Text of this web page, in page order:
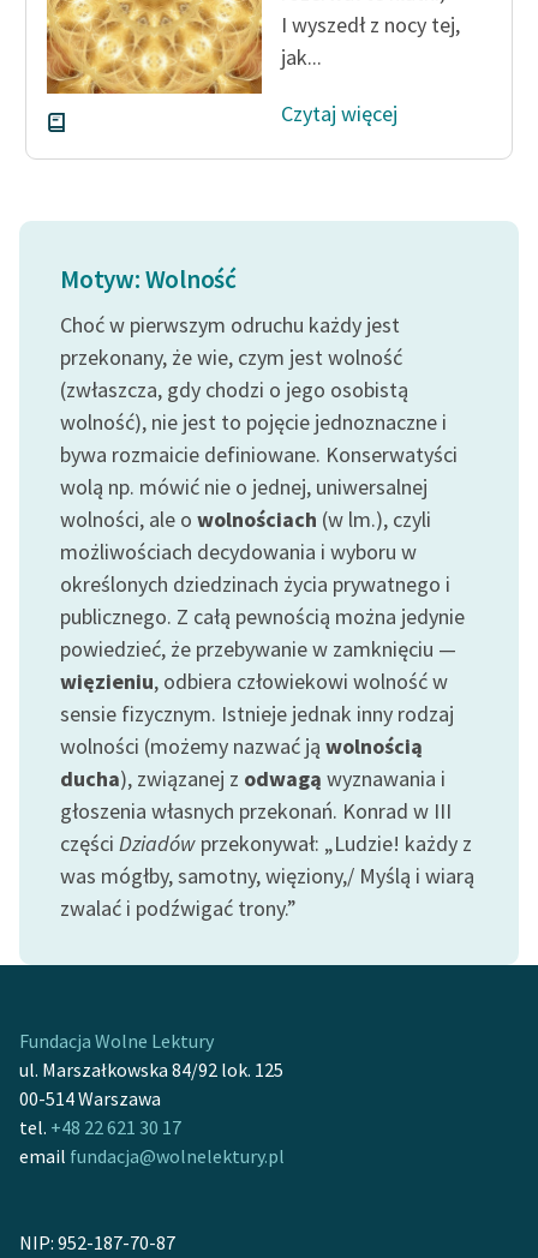
niepełnosprawnościami
Feministyczne inspiracje.
Popularyzacja
skandynawskiej literatury
feministycznej
twórców przechodzących
lektur szkolnych oraz
Starego Testamentu
Odkurzamy bohaterów
Szkoła Poezji Wolnych
Lektur
O nas
Kontakt
O projekcie
Zespół
Zasady wykorzystania
Wolnych Lektur
Logotypy
Materiały promocyjne
Dane fundacji i
sprawozdania finansowe
Regulamin darowizn
Informacja o treściach
Deklaracja dostępności
I wyszedł z nocy tej,
jak...
Czytaj więcej
Motyw: Wolność
Choć w pierwszym odruchu każdy jest
przekonany, że wie, czym jest wolność
(zwłaszcza, gdy chodzi o jego osobistą
wolność), nie jest to pojęcie jednoznaczne i
bywa rozmaicie definiowane. Konserwatyści
wolą np. mówić nie o jednej, uniwersalnej
wolności, ale o wolnościach (w lm.), czyli
możliwościach decydowania i wyboru w
określonych dziedzinach życia prywatnego i
publicznego. Z całą pewnością można jedynie
powiedzieć, że przebywanie w zamknięciu —
więzieniu, odbiera człowiekowi wolność w
sensie fizycznym. Istnieje jednak inny rodzaj
wolności (możemy nazwać ją wolnością
ducha), związanej z odwagą wyznawania i
głoszenia własnych przekonań. Konrad w III
części Dziadów przekonywał: „Ludzie! każdy z
was mógłby, samotny, więziony,/ Myślą i wiarą
zwalać i podźwigać trony.”
Fundacja Wolne Lektury
ul. Marszałkowska 84/92 lok. 125
00-514 Warszawa
tel. +48 22 621 30 17
email fundacja@wolnelektury.pl
NIP: 952-187-70-87